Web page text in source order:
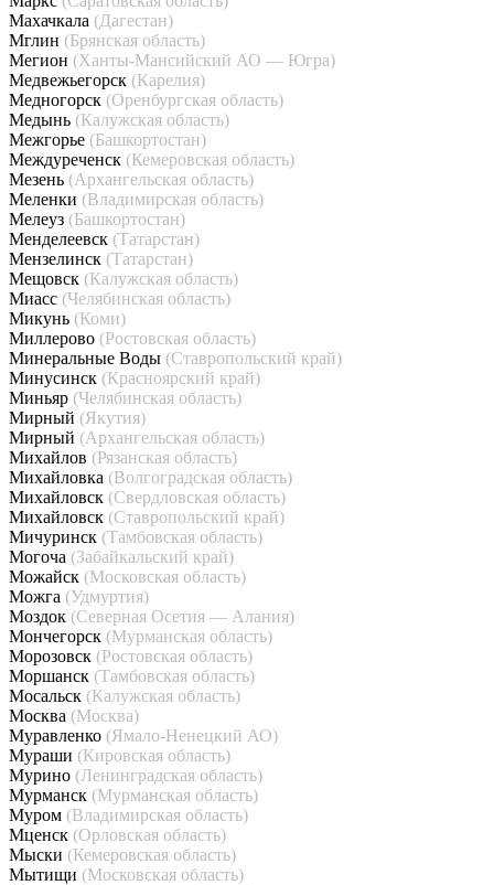
Махачкала (Дагестан)
Мглин (Брянская область)
Мегион (Ханты-Мансийский АО — Югра)
Медвежьегорск (Карелия)
Медногорск (Оренбургская область)
Медынь (Калужская область)
Межгорье (Башкортостан)
Междуреченск (Кемеровская область)
Мезень (Архангельская область)
Меленки (Владимирская область)
Мелеуз (Башкортостан)
Менделеевск (Татарстан)
Мензелинск (Татарстан)
Мещовск (Калужская область)
Миасс (Челябинская область)
Микунь (Коми)
Миллерово (Ростовская область)
Минеральные Воды (Ставропольский край)
Минусинск (Красноярский край)
Миньяр (Челябинская область)
Мирный (Якутия)
Мирный (Архангельская область)
Михайлов (Рязанская область)
Михайловка (Волгоградская область)
Михайловск (Свердловская область)
Михайловск (Ставропольский край)
Мичуринск (Тамбовская область)
Могоча (Забайкальский край)
Можайск (Московская область)
Можга (Удмуртия)
Моздок (Северная Осетия — Алания)
Мончегорск (Мурманская область)
Морозовск (Ростовская область)
Моршанск (Тамбовская область)
Мосальск (Калужская область)
Москва (Москва)
Муравленко (Ямало-Ненецкий АО)
Мураши (Кировская область)
Мурино (Ленинградская область)
Мурманск (Мурманская область)
Муром (Владимирская область)
Мценск (Орловская область)
Мыски (Кемеровская область)
Мытищи (Московская область)